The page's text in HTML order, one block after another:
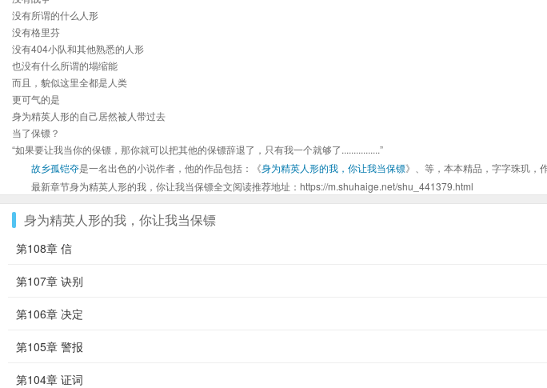
没有所谓的什么人形
没有格里芬
没有404小队和其他熟悉的人形
也没有什么所谓的塌缩能
而且，貌似这里全都是人类
更可气的是
身为精英人形的自己居然被人带过去
当了保镖？
“如果要让我当你的保镖，那你就可以把其他的保镖辞退了，只有我一个就够了................”
故乡孤铠夺是一名出色的小说作者，他的作品包括：《身为精英人形的我，你让我当保镖》、等，本本精品，字字珠玑，
最新章节身为精英人形的我，你让我当保镖全文阅读推荐地址：https://m.shuhaige.net/shu_441379.html
身为精英人形的我，你让我当保镖
第108章 信
第107章 诀别
第106章 决定
第105章 警报
第104章 证词